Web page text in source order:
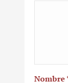
Nombre